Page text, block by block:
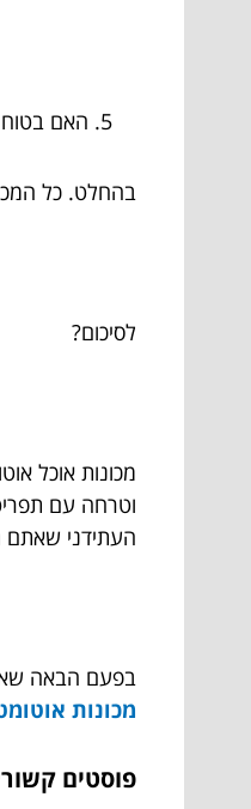
האם
בהחלט. כל
לסיכום?
מכונות אוכל
וטרחה עם
העתידני שאתם
בפעם הבאה
מכונות
פוסטים